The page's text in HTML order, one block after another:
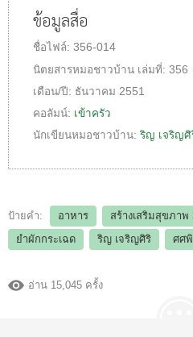
ข้อมูลสื่อ
ชื่อไฟล์: 356-014
นิตยสารหมอชาวบ้าน เล่มที่: 356
เดือน/ปี: ธันวาคม 2551
คอลัมน์: เข้าครัว
นักเขียนหมอชาวบ้าน:ริญ เจริญศิ
ป้ายคำ: อาหาร สร้างเสริมสุขภา
ยำผักกระเฉด
ริญ เจริญศิริ ศศ
อ่าน 15,045 ครั้ง